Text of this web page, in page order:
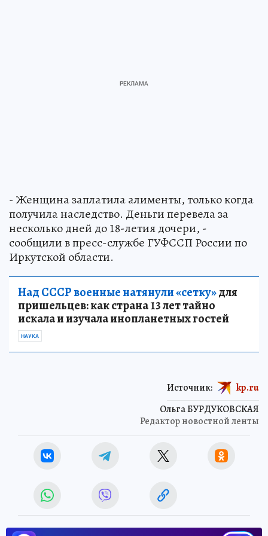
- Женщина заплатила алименты, только когда
получила наследство. Деньги перевела за
несколько дней до 18-летия дочери, -
сообщили в пресс-службе ГУФССП России по
Иркутской области.
Над СССР военные натянули «сетку»для
пришельцев: как страна 13 лет тайно
искала и изучала инопланетных гостей
НАУКА
Ольга БУРДУКОВСКАЯ
Редактор новостной ленты
Источник: kp.ru